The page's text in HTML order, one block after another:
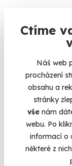
Ctíme
Náš web
procházení
obsahu a
stránky
vše nám
webu. Po
informací o
některé z
Základní
Troufnete si
Kolín (+ 1
3 971 Kč